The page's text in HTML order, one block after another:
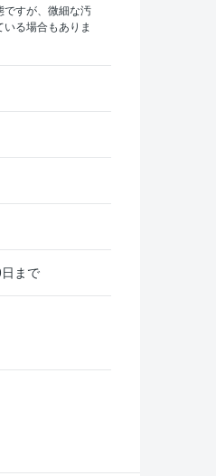
ですが、微細な汚
る場合もありま
まで